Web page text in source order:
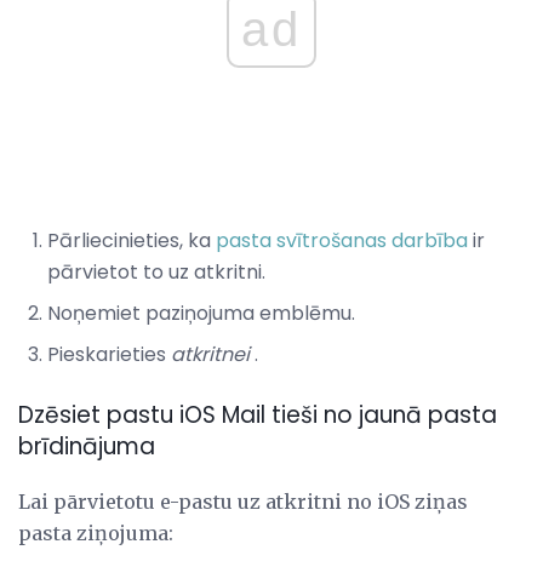
ad
Pārliecinieties, ka pasta svītrošanas darbībair
pārvietot to uz atkritni.
Noņemiet paziņojuma emblēmu.
Pieskarieties atkritnei.
Dzēsiet pastu iOS Mail tieši no jaunā pasta
brīdinājuma
Lai pārvietotu e-pastu uz atkritni no iOS ziņas
pasta ziņojuma: